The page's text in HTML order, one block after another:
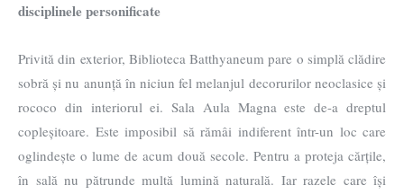
disciplinele personificate
Privită din exterior, Biblioteca Batthyaneum pare o simplă clădire
sobră și nu anunță în niciun fel melanjul decorurilor neoclasice și
rococo din interiorul ei. Sala Aula Magna este de-a dreptul
copleșitoare. Este imposibil să rămâi indiferent într-un loc care
oglindește o lume de acum două secole. Pentru a proteja cărțile,
în sală nu pătrunde multă lumină naturală. Iar razele care își